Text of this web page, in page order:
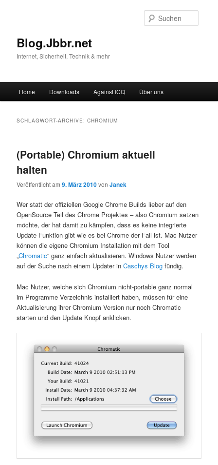
Blog.Jbbr.net
Internet, Sicherheit, Technik & mehr
Zum
Zum
wechseln
Home Downloads Against ICQ Über uns
SCHLAGWORT-ARCHIVE:CHROMIUM
(Portable) Chromium aktuell
halten
Veröffentlicht am9. März 2010vonJanek
Wer statt der offiziellen Google Chrome Builds lieber auf den
OpenSource Teil des Chrome Projektes – also Chromium setzen
möchte, der hat damit zu kämpfen, dass es keine integrierte
Update Funktion gibt wie es bei Chrome der Fall ist. Mac Nutzer
können die eigene Chromium Installation mit dem Tool
„Chromatic“ ganz einfach aktualisieren. Windows Nutzer werden
auf der Suche nach einem Updater inCaschys Blog fündig.
Mac Nutzer, welche sich Chromium nicht-portable ganz normal
im Programme Verzeichnis installiert haben, müssen für eine
Aktualisierung ihrer Chromium Version nur noch Chromatic
starten und den Update Knopf anklicken.